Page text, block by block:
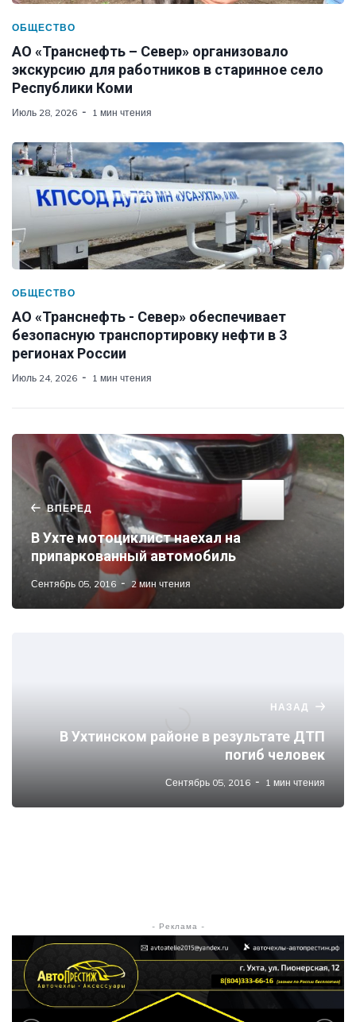
ОБЩЕСТВО
АО «Транснефть – Север» организовало
экскурсию для работников в старинное село
Республики Коми
Июль 28, 2026 1 мин чтения
ОБЩЕСТВО
АО «Транснефть - Север» обеспечивает
безопасную транспортировку нефти в 3
регионах России
Июль 24, 2026 1 мин чтения
ВПЕРЕД
В Ухте мотоциклист наехал на
припаркованный автомобиль
Сентябрь 05, 2016 2 мин чтения
НАЗАД
В Ухтинском районе в результате ДТП
погиб человек
Сентябрь 05, 2016 1 мин чтения
- Реклама -